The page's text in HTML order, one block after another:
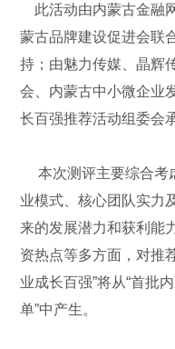
此活动由内蒙古金融
蒙古品牌建设促进会联
持；由魅力传媒、晶辉
会、内蒙古中小微企业
长百强推荐活动组委会
本次测评主要综合考
业模式、核心团队实力
来的发展潜力和获利能
资热点等多方面，对推
业成长百强”将从“首批
单”中产生。